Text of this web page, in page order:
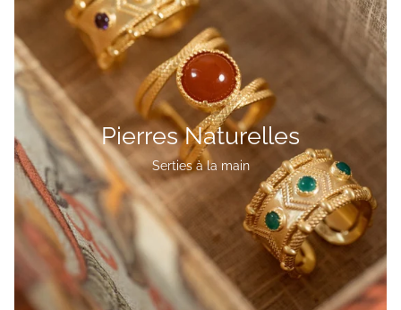
Pierres Naturelles
Serties à la main